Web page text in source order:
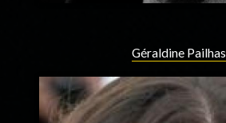
Géraldine Pailhas